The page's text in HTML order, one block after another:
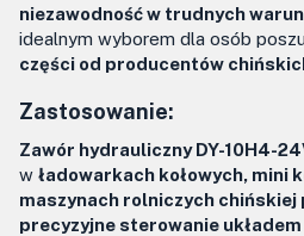
niezawodność w trudnych
idealnym wyborem dla osób
części od producentów
Zastosowanie:
Zawór hydrauliczny DY-10H4-
w ładowarkach kołowych, mini
maszynach rolniczych
precyzyjne sterowanie